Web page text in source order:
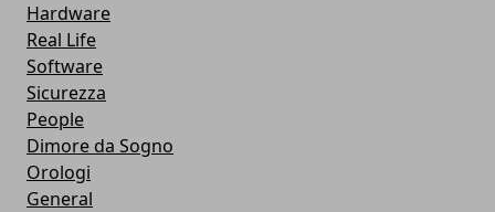
Hardware
Real Life
Software
Sicurezza
People
Dimore da Sogno
Orologi
General